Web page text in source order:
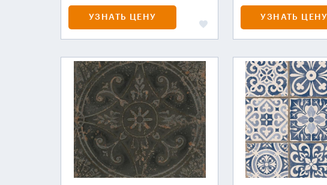
УЗНАТЬ ЦЕНУ УЗНАТЬ ЦЕНУ